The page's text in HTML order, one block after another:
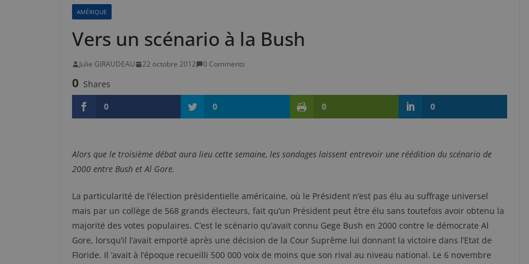
AMÉRIQUE
Vers un scénario à la Bush
Julie GIRAUDEAU 22 octobre 2012 0 Comments
0 Shares
0
0 0 0
Alors que le troisième débat aura lieu cette semaine, les sondages laissent entrevoir une réédition du scénario de
2000 entre Bush et Al Gore.
La particularité de l’élection présidentielle américaine, où le Président n’est pas élu au suffrage universel
mais par un collège de 568 grands électeurs, fait qu’un Président peut être élu sans toutefois avoir obtenu la
majorité des votes populaires. C’est le scénario qu’avait connu Gege Bush en 2000 contre le démocrate Al
Gore, lorsqu’il l’avait emporté après une décision de la Cour Suprême lui donnant la victoire dans l’Etat de
Floride. Il ‘avait à l’époque recueilli 500 000 voix de moins que son rival au niveau national. Le 6 novembre